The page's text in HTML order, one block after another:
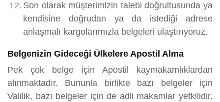
Son olarak müşterimizin talebi doğrultusunda ya
kendisine doğrudan ya da istediği adrese
anlaşmalı kargolarımızla belgeleri ulaştırıyoruz.
Belgenizin Gideceği Ülkelere Apostil Alma
Pek çok belge için Apostil kaymakamlıklardan
alınmaktadır. Bununla birlikte bazı belgeler için
Valilik, bazı belgeler için de adli makamlar yetkilidir.